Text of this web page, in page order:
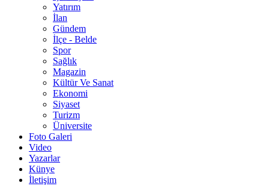
Yatırım
İlan
Gündem
İlçe - Belde
Spor
Sağlık
Magazin
Kültür Ve Sanat
Ekonomi
Siyaset
Turizm
Üniversite
Foto Galeri
Video
Yazarlar
Künye
İletişim